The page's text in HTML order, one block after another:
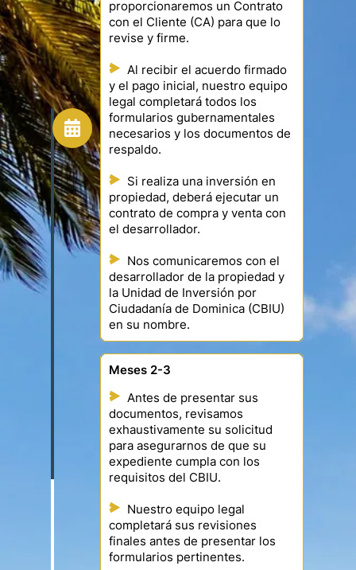
proporcionaremos un Contrato
con el Cliente (CA) para que lo
revise y firme.
Al recibir el acuerdo firmado
y el pago inicial, nuestro equipo
legal completará todos los
formularios gubernamentales
necesarios y los documentos de
respaldo.
Si realiza una inversión en
propiedad, deberá ejecutar un
contrato de compra y venta con
el desarrollador.
Nos comunicaremos con el
desarrollador de la propiedad y
la Unidad de Inversión por
Ciudadanía de Dominica (CBIU)
en su nombre.
Meses 2-3
Antes de presentar sus
documentos, revisamos
exhaustivamente su solicitud
para asegurarnos de que su
expediente cumpla con los
requisitos del CBIU.
Nuestro equipo legal
completará sus revisiones
finales antes de presentar los
formularios pertinentes.